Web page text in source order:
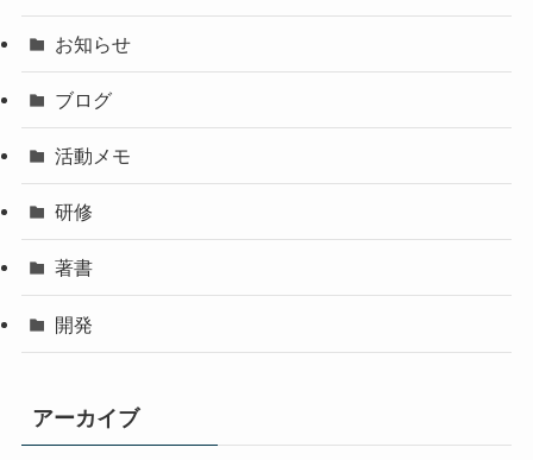
お知らせ
ブログ
活動メモ
研修
著書
開発
アーカイブ